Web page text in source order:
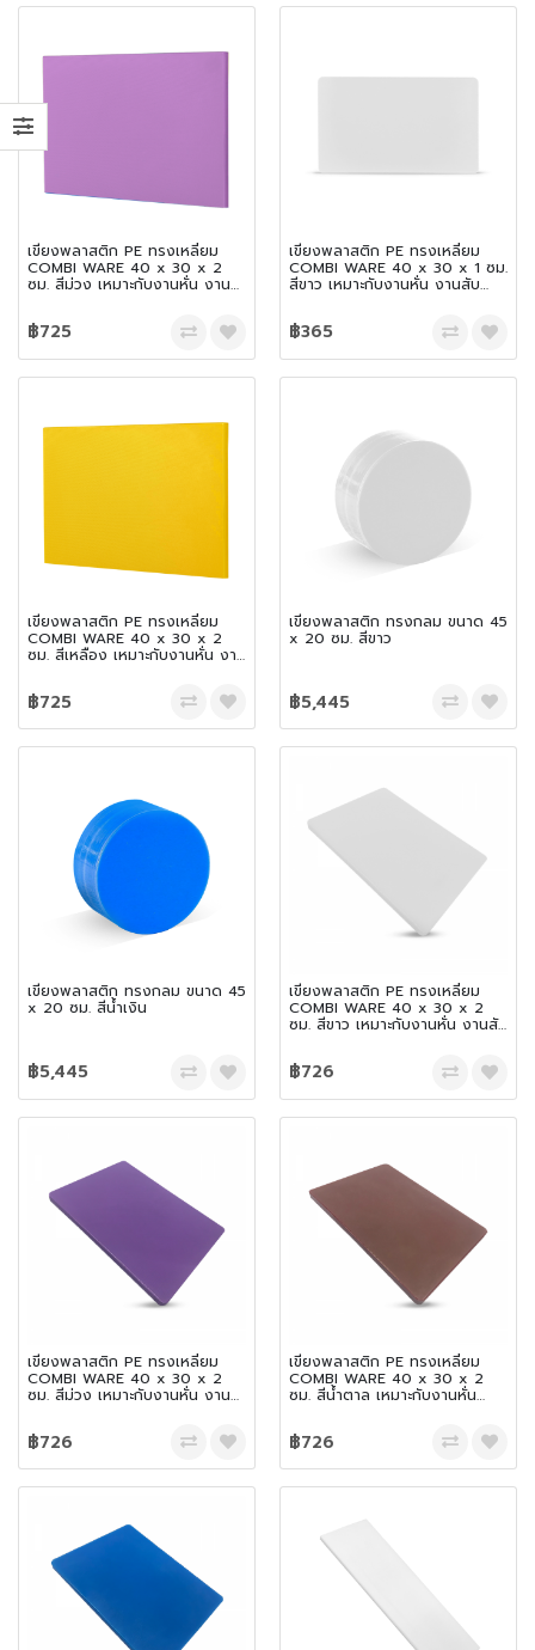
เขียงพลาสติก PE ทรงเหลี่ยม
COMBI WARE 40 x 30 x 2
ซม. สีม่วง เหมาะกับงานหั่น งาน
฿725
เขียงพลาสติก PE ทรงเหลี่ยม
COMBI WARE 40 x 30 x 1 ซม.
สีขาว เหมาะกับงานหั่น งานสับ
฿365
เขียงพลาสติก PE ทรงเหลี่ยม
COMBI WARE 40 x 30 x 2
ซม. สีเหลือง เหมาะกับงานหั่น งาน
฿725
เขียงพลาสติก ทรงกลม ขนาด 45
x 20 ซม. สีขาว
฿5,445
เขียงพลาสติก ทรงกลม ขนาด 45
x 20 ซม. สีน้ำเงิน
฿5,445
เขียงพลาสติก PE ทรงเหลี่ยม
COMBI WARE 40 x 30 x 2
ซม. สีขาว เหมาะกับงานหั่น งานสับ
฿726
เขียงพลาสติก PE ทรงเหลี่ยม
COMBI WARE 40 x 30 x 2
ซม. สีม่วง เหมาะกับงานหั่น งาน
฿726
เขียงพลาสติก PE ทรงเหลี่ยม
COMBI WARE 40 x 30 x 2
ซม. สีน้ำตาล เหมาะกับงานหั่น
฿726